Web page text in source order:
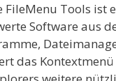
FileMenu Tools ist
Software aus
das Kontextmenü